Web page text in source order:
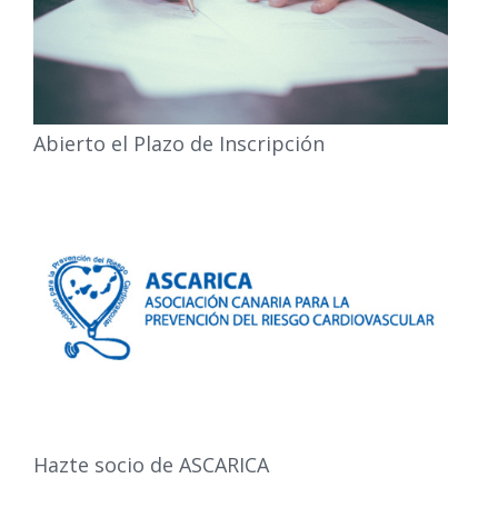
Abierto el Plazo de Inscripción
Hazte socio de ASCARICA